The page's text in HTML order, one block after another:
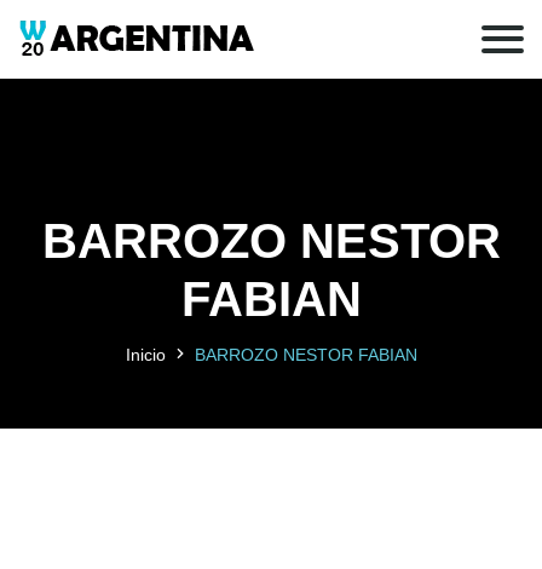
BARROZO NESTOR
FABIAN
Inicio BARROZO NESTOR FABIAN